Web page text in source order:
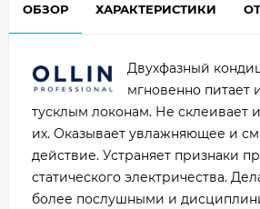
ОБЗОР ХАРАКТЕРИСТИКИ
Двухфазный
мгновенно питает
тусклым локонам. Не склеивает
их. Оказывает увлажняющее и
действие. Устраняет признаки
статического электричества.
более послушными и